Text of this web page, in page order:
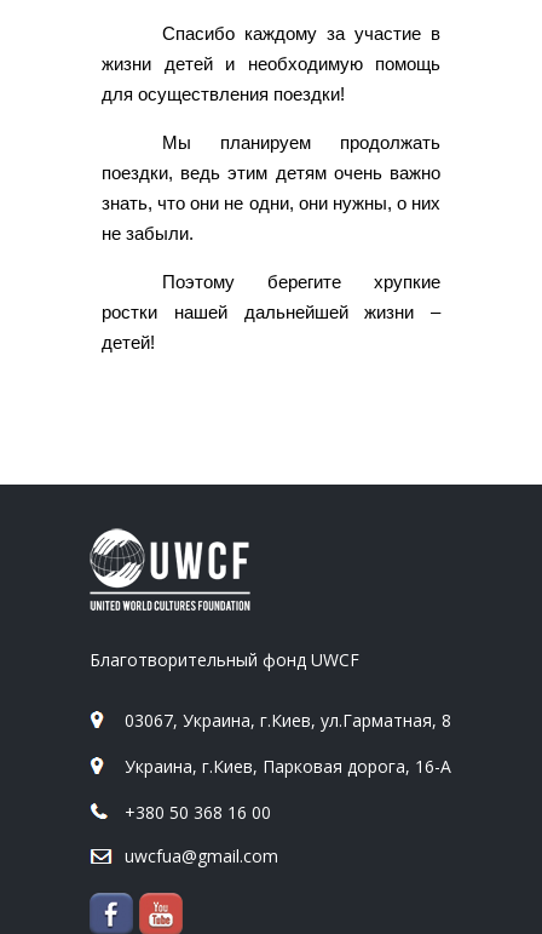
Спасибо каждому за участие в
жизни детей и необходимую помощь
для осуществления поездки!
Мы планируем продолжать
поездки, ведь этим детям очень важно
знать, что они не одни, они нужны, о них
не забыли.
Поэтому берегите хрупкие
ростки нашей дальнейшей жизни –
детей!
Благотворительный фонд UWCF
03067, Украина, г.Киев, ул.Гарматная, 8
Украина, г.Киев, Парковая дорога, 16-А
+380 50 368 16 00
uwcfua@gmail.com